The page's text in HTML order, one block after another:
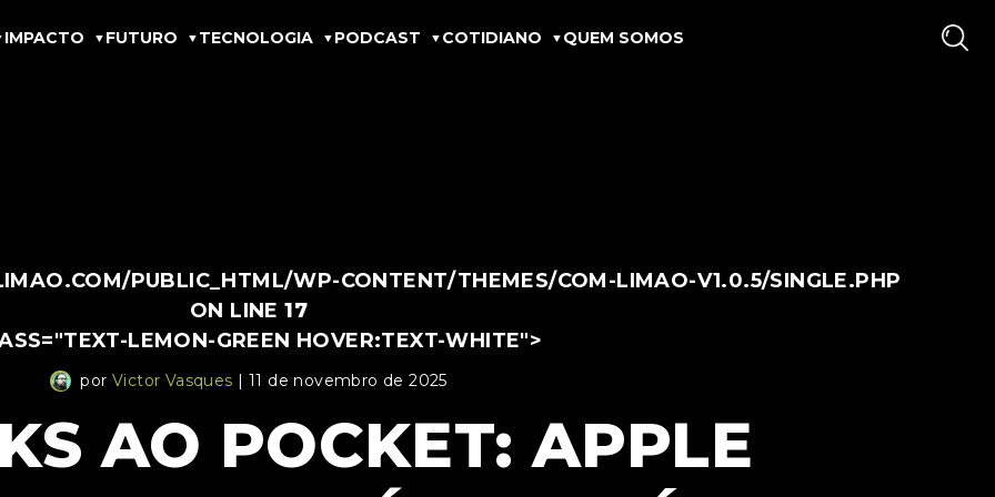
IMPACTO FUTURO TECNOLOGIA PODCAST COTIDIANO QUEM SOMOS
PUBLIC_HTML/WP-CONTENT/THEMES/COM-LIMAO-V1.0.5/SINGLE.PHP
ON LINE17
LEMON-GREEN HOVER:TEXT-WHITE">
porVictor Vasques | 11 de novembro de 2025
AO POCKET: APPLE